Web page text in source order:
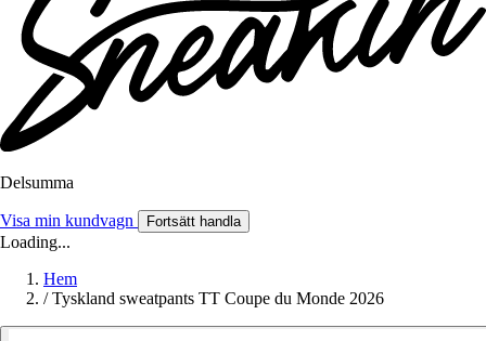
Delsumma
Visa min kundvagn Fortsätt handla
Loading...
Hem
/ Tyskland sweatpants TT Coupe du Monde 2026